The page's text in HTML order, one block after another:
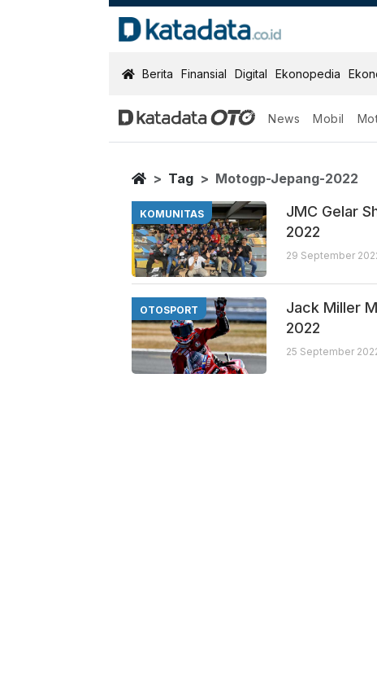
KatadataOTO
Berita Finansial Digital Ekonopedia
News Mobil
Motogp Jepang
Berita Terbaru
Home
Tag Motogp-Jepang-2022
KOMUNITAS
JMC Gelar
2022
29 September
OTOSPORT
Jack Miller
2022
25 September